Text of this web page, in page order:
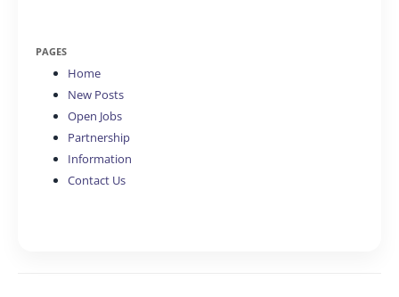
PAGES
Home
New Posts
Open Jobs
Partnership
Information
Contact Us